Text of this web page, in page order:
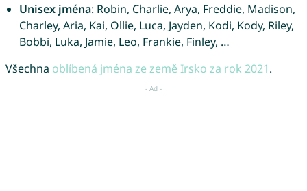
Unisex jména: Robin, Charlie, Arya, Freddie, Madison,
Charley, Aria, Kai, Ollie, Luca, Jayden, Kodi, Kody, Riley,
Bobbi, Luka, Jamie, Leo, Frankie, Finley, …
Všechna oblíbená jména ze země Irsko za rok 2021.